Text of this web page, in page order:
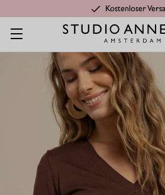
Kostenloser
Startseite Ambitious gift Truida